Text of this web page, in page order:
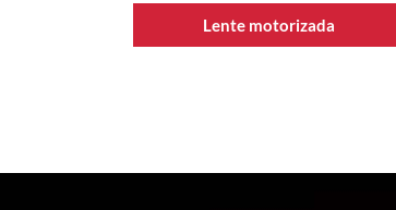
Lente motorizada